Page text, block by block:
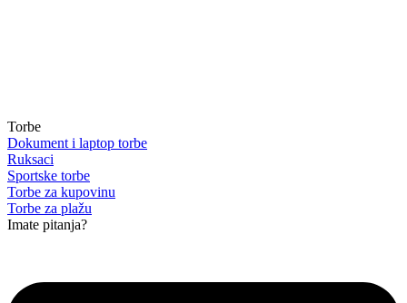
Torbe
Dokument i laptop torbe
Ruksaci
Sportske torbe
Torbe za kupovinu
Torbe za plažu
Imate pitanja?